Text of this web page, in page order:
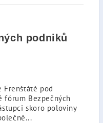
podniků
Frenštátě pod
fórum Bezpečných
skoro poloviny